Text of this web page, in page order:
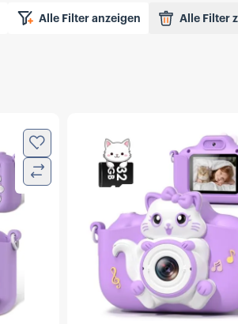
Alle Filter anzeigen Alle Filter
Zur Wunschliste hinzufügen
Vergleichen